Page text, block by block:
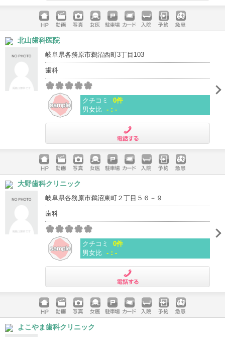
ホームペ
ージ
動画 写真 女医 駐車場
クレジッ
入院 予約 急患
北山歯科医院
岐阜県各務原市鵜沼西町3丁目103
歯科
クチコミ
0件
男女比 -：-
ホームペ
ージ
動画 写真 女医 駐車場
クレジッ
入院 予約 急患
大野歯科クリニック
岐阜県各務原市鵜沼東町２丁目５６－９
歯科
クチコミ
0件
男女比 -：-
ホームペ
ージ
動画 写真 女医 駐車場
クレジッ
入院 予約 急患
よこやま歯科クリニック